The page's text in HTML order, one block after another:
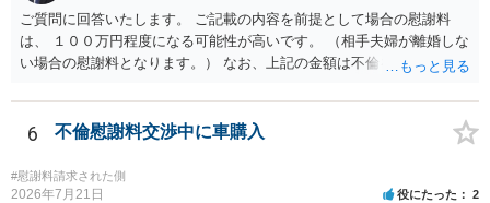
ご質問に回答いたします。 ご記載の内容を前提として場合の慰謝料
は、 １００万円程度になる可能性が高いです。 （相手夫婦が離婚しな
い場合の慰謝料となります。） なお、上記の金額は不倫をした２名が
半額程度の支払を求める、 求償ができることになります。 その求償権
を放棄する場合の慰謝料相場は、６０万円から８０万円程度になるこ
とが多いです。 （相手夫婦が離婚しませんので、減額してでも求償権
を放棄してもらうメリットがあることになります。） ５年後に離婚す
る可能性について、慰謝料額に影響が出る可能性はないと考えます。
6 不倫慰謝料交渉中に車購入
#慰謝料請求された側
2026年7月21日 役にたった 2